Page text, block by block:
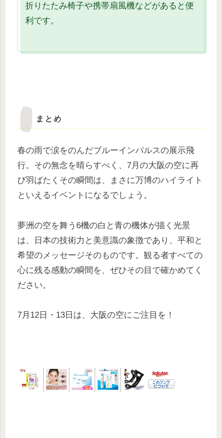
折りたたみ椅子や携帯扇風機などがあると便
利です。
まとめ
春の雨で涙をのんだブルーインパルスの展示飛
行。その無念を晴らすべく、7月の大阪の空に再
び羽ばたくその瞬間は、まさに万博のハイライト
といえるイベントになるでしょう。
夢洲の空を舞う6機の白と青の機体が描く光景
は、日本の技術力と美意識の象徴であり、平和と
希望のメッセージそのものです。観る者すべての
心に残る感動の瞬間を、ぜひその目で確かめてく
ださい。
7月12日・13日は、大阪の空にご注目を！